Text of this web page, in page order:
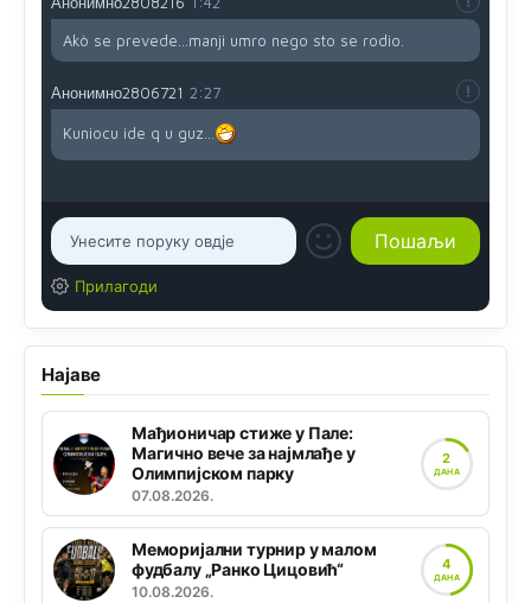
Akò se prevede...manji umro nego sto se rodio.
Анонимно2806721 2:27
Kuniocu ide q u guz...
Прилагоди
Најаве
Мађионичар стиже у Пале:
Магично вече за најмлађе у
Олимпијском парку
07.08.2026.
2
ДАНА
Меморијални турнир у малом
фудбалу „Ранко Цицовић“
10.08.2026.
4
ДАНА